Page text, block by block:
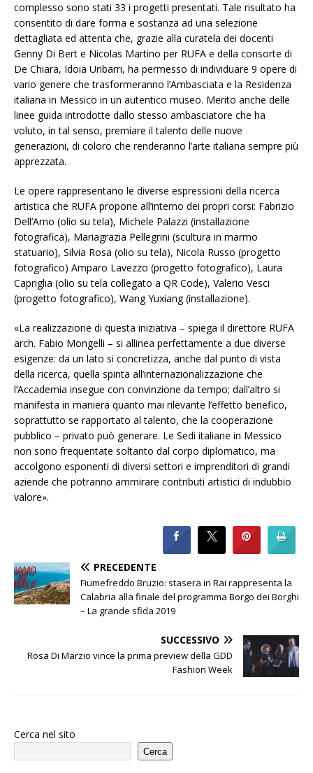
complesso sono stati 33 i progetti presentati. Tale risultato ha
consentito di dare forma e sostanza ad una selezione
dettagliata ed attenta che, grazie alla curatela dei docenti
Genny Di Bert e Nicolas Martino per RUFA e della consorte di
De Chiara, Idoia Uribarri, ha permesso di individuare 9 opere di
vario genere che trasformeranno l’Ambasciata e la Residenza
italiana in Messico in un autentico museo. Merito anche delle
linee guida introdotte dallo stesso ambasciatore che ha
voluto, in tal senso, premiare il talento delle nuove
generazioni, di coloro che renderanno l’arte italiana sempre più
apprezzata.
Le opere rappresentano le diverse espressioni della ricerca
artistica che RUFA propone all’interno dei propri corsi: Fabrizio
Dell’Arno (olio su tela), Michele Palazzi (installazione
fotografica), Mariagrazia Pellegrini (scultura in marmo
statuario), Silvia Rosa (olio su tela), Nicola Russo (progetto
fotografico) Amparo Lavezzo (progetto fotografico), Laura
Capriglia (olio su tela collegato a QR Code), Valerio Vesci
(progetto fotografico), Wang Yuxiang (installazione).
«La realizzazione di questa iniziativa – spiega il direttore RUFA
arch. Fabio Mongelli – si allinea perfettamente a due diverse
esigenze: da un lato si concretizza, anche dal punto di vista
della ricerca, quella spinta all’internazionalizzazione che
l’Accademia insegue con convinzione da tempo; dall’altro si
manifesta in maniera quanto mai rilevante l’effetto benefico,
soprattutto se rapportato al talento, che la cooperazione
pubblico – privato può generare. Le Sedi italiane in Messico
non sono frequentate soltanto dal corpo diplomatico, ma
accolgono esponenti di diversi settori e imprenditori di grandi
aziende che potranno ammirare contributi artistici di indubbio
valore».
PRECEDENTE
Fiumefreddo Bruzio: stasera in Rai rappresenta la
Calabria alla finale del programma Borgo dei Borghi
– La grande sfida 2019
SUCCESSIVO
Rosa Di Marzio vince la prima preview della GDD
Fashion Week
Cerca nel sito
Cerca